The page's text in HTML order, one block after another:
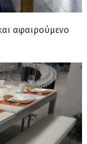
αφαιρούμενο